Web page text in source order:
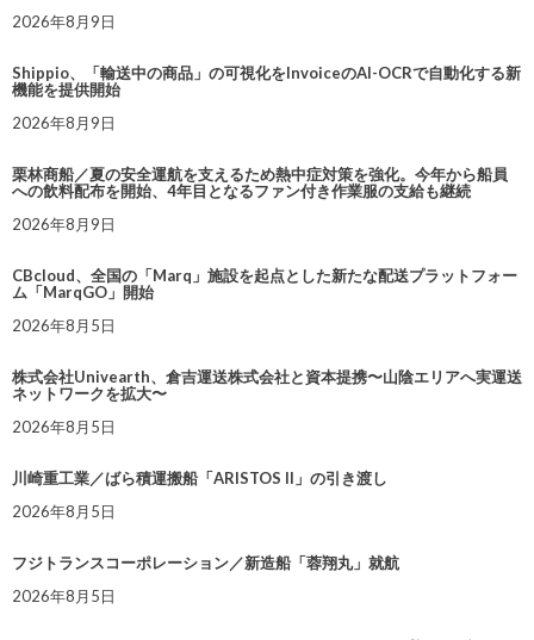
2026年8月9日
Shippio、「輸送中の商品」の可視化をInvoiceのAI-OCRで自動化する新
機能を提供開始
2026年8月9日
栗林商船／夏の安全運航を支えるため熱中症対策を強化。今年から船員
への飲料配布を開始、4年目となるファン付き作業服の支給も継続
2026年8月9日
CBcloud、全国の「Marq」施設を起点とした新たな配送プラットフォー
ム「MarqGO」開始
2026年8月5日
株式会社Univearth、倉吉運送株式会社と資本提携〜山陰エリアへ実運送
ネットワークを拡大〜
2026年8月5日
川崎重工業／ばら積運搬船「ARISTOS II」の引き渡し
2026年8月5日
フジトランスコーポレーション／新造船「蓉翔丸」就航
2026年8月5日